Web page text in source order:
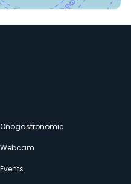
Önogastronomie
Webcam
Events